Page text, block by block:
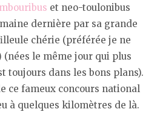
et neo-toulonibus
dernière par sa grande
chérie (préférée je ne
(nées le même jour qui plus
toujours dans les bons plans).
ce fameux concours national
à quelques kilomètres de là.